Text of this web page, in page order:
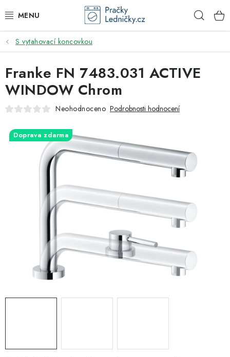
na
DODAVATEL
VESTAVNÉ SPOTŘEBIČE
VOLNĚ STOJÍCÍ SPOTŘEBIČE
ODSAVAČE PAR
DRTIČE ODPADU
Akce Doprava a platba
Garance nejnižší ceny
Montáže spotřebičů
S vytahovací koncovkou
Franke FN 7483.031 ACTIVE
WINDOW Chrom
Neohodnoceno Podrobnosti hodnocení
Doprava zdarma